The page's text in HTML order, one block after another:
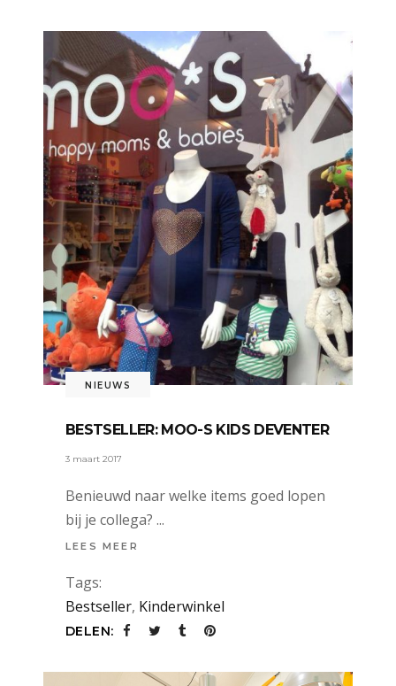
NIEUWS
BESTSELLER: MOO-S KIDS DEVENTER
3 maart 2017
Benieuwd naar welke items goed lopen
bij je collega?
LEES MEER
Tags:
Bestseller, Kinderwinkel
DELEN: